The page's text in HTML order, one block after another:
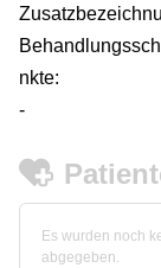
nkte:
-
Es wurden noch
abgegeben.